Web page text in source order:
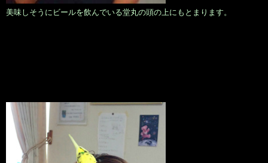
美味しそうにビールを飲んでいる堂丸の頭の上にもとまります。